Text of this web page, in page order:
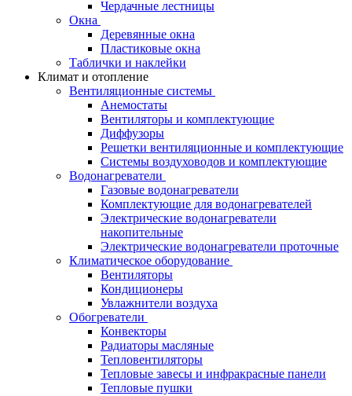
Чердачные лестницы
Окна
Деревянные окна
Пластиковые окна
Таблички и наклейки
Климат и отопление
Вентиляционные системы
Анемостаты
Вентиляторы и комплектующие
Диффузоры
Решетки вентиляционные и комплектующие
Системы воздуховодов и комплектующие
Водонагреватели
Газовые водонагреватели
Комплектующие для водонагревателей
Электрические водонагреватели
накопительные
Электрические водонагреватели проточные
Климатическое оборудование
Вентиляторы
Кондиционеры
Увлажнители воздуха
Обогреватели
Конвекторы
Радиаторы масляные
Тепловентиляторы
Тепловые завесы и инфракрасные панели
Тепловые пушки